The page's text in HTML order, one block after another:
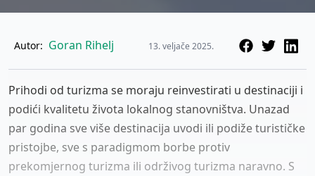
Autor: Goran Rihelj 13. veljače 2025.
Prihodi od turizma se moraju reinvestirati u destinaciji i
podići kvalitetu života lokalnog stanovništva. Unazad
par godina sve više destinacija uvodi ili podiže turističke
pristojbe, sve s paradigmom borbe protiv
prekomjernog turizma ili održivog turizma naravno. S